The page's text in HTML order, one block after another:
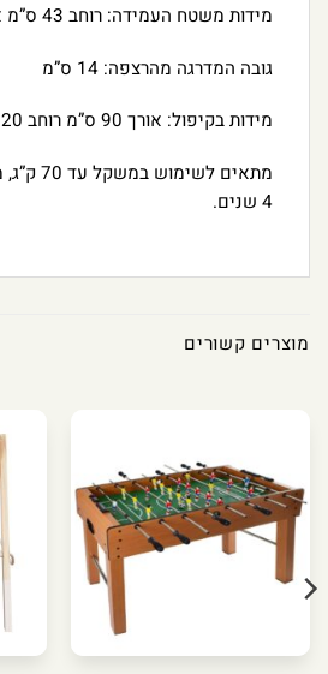
מידות משטח העמידה: רוחב 43 ס”מ אורך 33 ס”מ
גובה המדרגה מהרצפה: 14 ס”מ
מידות בקיפול: אורך 90 ס”מ רוחב 20 ס”מ.
4 שנים.
מוצרים קשורים